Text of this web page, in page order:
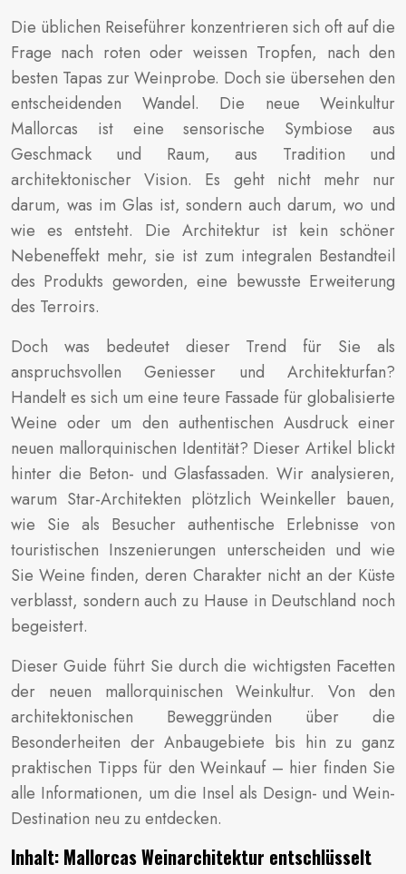
Die üblichen Reiseführer konzentrieren sich oft auf die
Frage nach roten oder weissen Tropfen, nach den
besten Tapas zur Weinprobe. Doch sie übersehen den
entscheidenden Wandel. Die neue Weinkultur
Mallorcas ist eine sensorische Symbiose aus
Geschmack und Raum, aus Tradition und
architektonischer Vision. Es geht nicht mehr nur
darum, was im Glas ist, sondern auch darum, wo und
wie es entsteht. Die Architektur ist kein schöner
Nebeneffekt mehr, sie ist zum integralen Bestandteil
des Produkts geworden, eine bewusste Erweiterung
des Terroirs.
Doch was bedeutet dieser Trend für Sie als
anspruchsvollen Geniesser und Architekturfan?
Handelt es sich um eine teure Fassade für globalisierte
Weine oder um den authentischen Ausdruck einer
neuen mallorquinischen Identität? Dieser Artikel blickt
hinter die Beton- und Glasfassaden. Wir analysieren,
warum Star-Architekten plötzlich Weinkeller bauen,
wie Sie als Besucher authentische Erlebnisse von
touristischen Inszenierungen unterscheiden und wie
Sie Weine finden, deren Charakter nicht an der Küste
verblasst, sondern auch zu Hause in Deutschland noch
begeistert.
Dieser Guide führt Sie durch die wichtigsten Facetten
der neuen mallorquinischen Weinkultur. Von den
architektonischen Beweggründen über die
Besonderheiten der Anbaugebiete bis hin zu ganz
praktischen Tipps für den Weinkauf – hier finden Sie
alle Informationen, um die Insel als Design- und Wein-
Destination neu zu entdecken.
Inhalt: Mallorcas Weinarchitektur entschlüsselt